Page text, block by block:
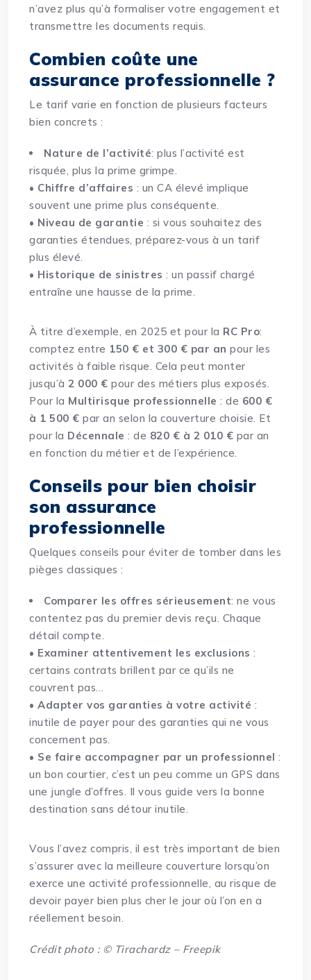
n’avez plus qu’à formaliser votre engagement et
transmettre les documents requis.
Combien coûte une
assurance professionnelle ?
Le tarif varie en fonction de plusieurs facteurs
bien concrets :
Nature de l’activité: plus l’activité est
risquée, plus la prime grimpe.
• Chiffre d’affaires : un CA élevé implique
souvent une prime plus conséquente.
• Niveau de garantie : si vous souhaitez des
garanties étendues, préparez-vous à un tarif
plus élevé.
• Historique de sinistres : un passif chargé
entraîne une hausse de la prime.
À titre d’exemple, en 2025 et pour la RC Pro:
comptez entre 150 € et 300 € par an pour les
activités à faible risque. Cela peut monter
jusqu’à2 000 € pour des métiers plus exposés.
Pour la Multirisque professionnelle : de 600 €
à 1 500 € par an selon la couverture choisie. Et
pour la Décennale : de 820 € à 2 010 € par an
en fonction du métier et de l’expérience.
Conseils pour bien choisir
son assurance
professionnelle
Quelques conseils pour éviter de tomber dans les
pièges classiques :
Comparer les offres sérieusement: ne vous
contentez pas du premier devis reçu. Chaque
détail compte.
• Examiner attentivement les exclusions :
certains contrats brillent par ce qu’ils ne
couvrent pas…
•Adapter vos garanties à votre activité :
inutile de payer pour des garanties qui ne vous
concernent pas.
• Se faire accompagner par un professionnel :
un bon courtier, c’est un peu comme un GPS dans
une jungle d’offres. Il vous guide vers la bonne
destination sans détour inutile.
Vous l’avez compris, il est très important de bien
s’assurer avec la meilleure couverture lorsqu’on
exerce une activité professionnelle, au risque de
devoir payer bien plus cher le jour où l’on en a
réellement besoin.
Crédit photo : © Tirachardz – Freepik